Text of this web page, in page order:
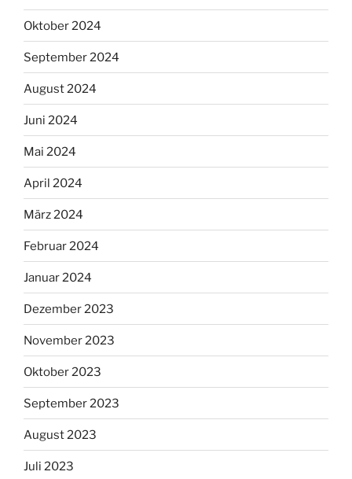
Oktober 2024
September 2024
August 2024
Juni 2024
Mai 2024
April 2024
März 2024
Februar 2024
Januar 2024
Dezember 2023
November 2023
Oktober 2023
September 2023
August 2023
Juli 2023